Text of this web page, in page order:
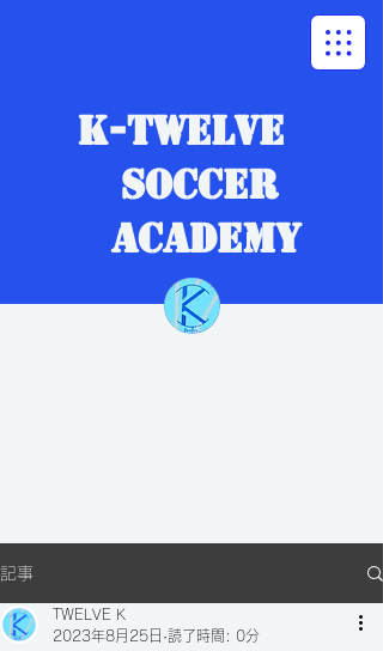
K-TWELVE​
SOCCER
ACADEMY
記事
TWELVE K
2023年8月25日 読了時間: 0分